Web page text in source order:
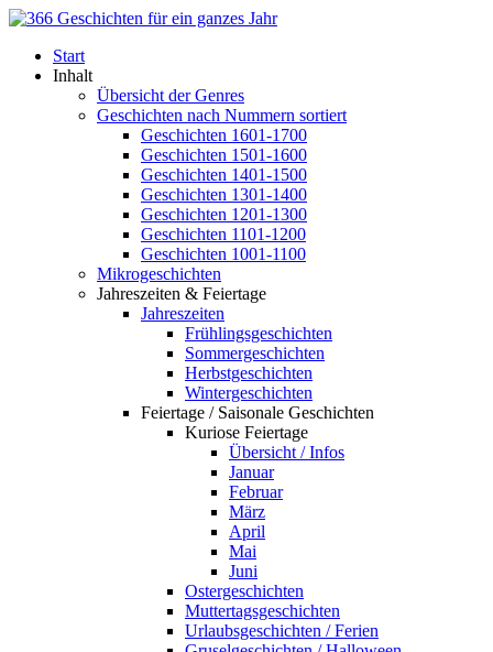
Start
Inhalt
Übersicht der Genres
Geschichten nach Nummern sortiert
Geschichten 1601-1700
Geschichten 1501-1600
Geschichten 1401-1500
Geschichten 1301-1400
Geschichten 1201-1300
Geschichten 1101-1200
Geschichten 1001-1100
Mikrogeschichten
Jahreszeiten & Feiertage
Jahreszeiten
Frühlingsgeschichten
Sommergeschichten
Herbstgeschichten
Wintergeschichten
Feiertage / Saisonale Geschichten
Kuriose Feiertage
Übersicht / Infos
Januar
Februar
März
April
Mai
Juni
Ostergeschichten
Muttertagsgeschichten
Urlaubsgeschichten / Ferien